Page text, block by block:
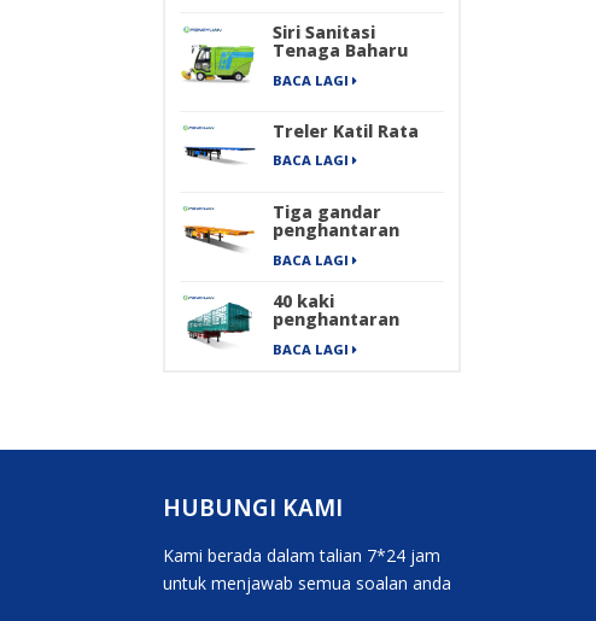
Siri Sanitasi
Tenaga Baharu
Empat Roda
Penyapu Jalan
Tulen
BACA LAGI
Treler Katil Rata
BACA LAGI
Tiga gandar
penghantaran
kontena
mengangkut
rangka
BACA LAGI
40 kaki
penghantaran
barang berat
pengangkutan
BACA LAGI
HUBUNGI KAMI
Kami berada dalam talian 7*24 jam
untuk menjawab semua soalan anda